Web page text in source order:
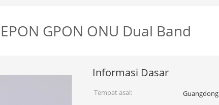
GPON ONU Dual Band
Informasi Dasar
Tempat asal:
Guangdong